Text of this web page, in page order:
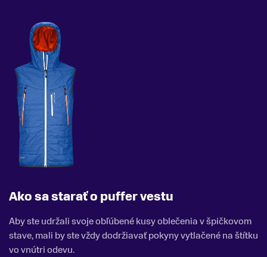
Ako sa starať o puffer vestu
Aby ste udržali svoje obľúbené kusy oblečenia v špičkovom
stave, mali by ste vždy dodržiavať pokyny vytlačené na štítku
vo vnútri odevu.